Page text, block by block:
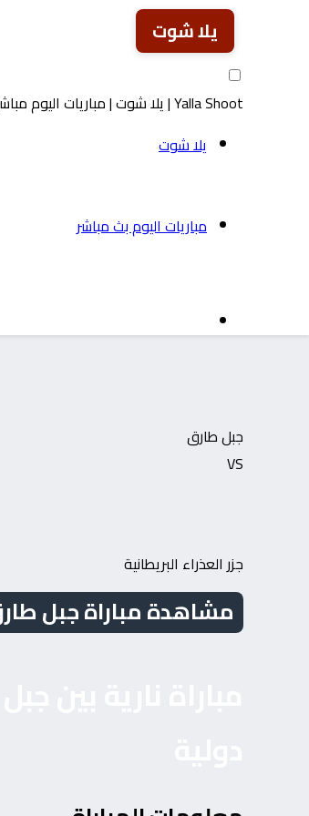
يلا شوت
Yalla Shoot | يلا شوت | مباريات اليوم مباشر| yalla shoot tv
يلا شوت
مباريات اليوم بث مباشر
جبل طارق
VS
جزر العذراء البريطانية
مشاهدة مباراة جبل طارق و جزر